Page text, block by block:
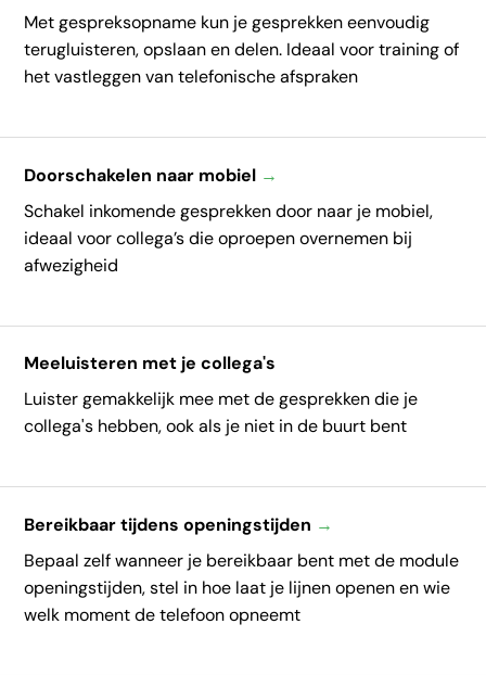
Met gespreksopname kun je gesprekken eenvoudig
terugluisteren, opslaan en delen. Ideaal voor training of
het vastleggen van telefonische afspraken
Doorschakelen naar mobiel →
Schakel inkomende gesprekken door naar je mobiel,
ideaal voor collega’s die oproepen overnemen bij
afwezigheid
Meeluisteren met je collega's
Luister gemakkelijk mee met de gesprekken die je
collega's hebben, ook als je niet in de buurt bent
Bereikbaar tijdens openingstijden →
Bepaal zelf wanneer je bereikbaar bent met de module
openingstijden, stel in hoe laat je lijnen openen en wie
welk moment de telefoon opneemt